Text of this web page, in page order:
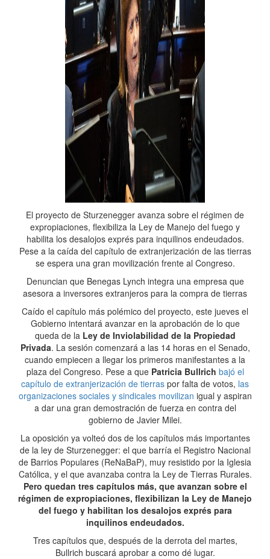
El proyecto de Sturzenegger avanza sobre el régimen de
expropiaciones, flexibiliza la Ley de Manejo del fuego y
habilita los desalojos exprés para inquilinos endeudados.
Pese a la caída del capítulo de extranjerización de las tierras
se espera una gran movilización frente al Congreso.
Denuncian que Benegas Lynch integra una empresa que
asesora a inversores extranjeros para la compra de tierras
Caído el capítulo más polémico del proyecto, este jueves el
Gobierno intentará avanzar en la aprobación de lo que
queda de la Ley de Inviolabilidad de la Propiedad
Privada. La sesión comenzará a las 14 horas en el Senado,
cuando empiecen a llegar los primeros manifestantes a la
plaza del Congreso. Pese a que Patricia Bullrich bajó el
capítulo de extranjerización de tierras por falta de votos, las
organizaciones sociales y sindicales movilizan igual y aspiran
a dar una gran demostración de fuerza en contra del
gobierno de Javier Milei.
La oposición ya volteó dos de los capítulos más importantes
de la ley de Sturzenegger: el que barría el Registro Nacional
de Barrios Populares (ReNaBaP), muy resistido por la Iglesia
Católica, y el que avanzaba contra la Ley de Tierras Rurales.
Pero quedan tres capítulos más, que avanzan sobre el
régimen de expropiaciones, flexibilizan la Ley de Manejo
del fuego y habilitan los desalojos exprés para
inquilinos endeudados.
Tres capítulos que, después de la derrota del martes,
Bullrich buscará aprobar a como dé lugar.